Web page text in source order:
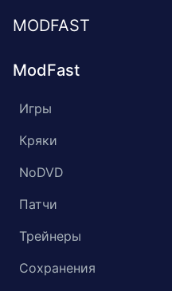
MODFAST
ModFast
Игры
Кряки
NoDVD
Патчи
Трейнеры
Сохранения